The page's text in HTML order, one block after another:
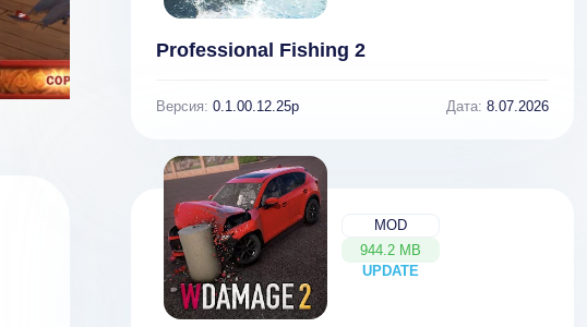
Professional Fishing 2
Версия: 0.1.00.12.25p Дата: 8.07.2026
MOD
944.2 MB
UPDATE
NEW